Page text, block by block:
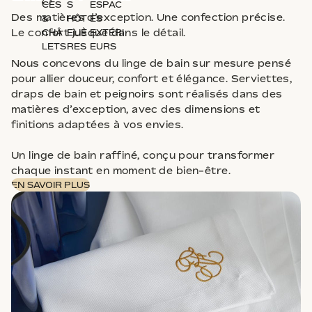
CES
&
CHÂ
LETS
S
HÔT
ELIÈ
RES
ESPAC
ES
EXTÉRI
EURS
Des matières d’exception. Une confection précise.
Le confort jusque dans le détail.
Nous concevons du linge de bain sur mesure pensé
pour allier douceur, confort et élégance. Serviettes,
draps de bain et peignoirs sont réalisés dans des
matières d’exception, avec des dimensions et
finitions adaptées à vos envies.
Un linge de bain raffiné, conçu pour transformer
chaque instant en moment de bien-être.
EN SAVOIR PLUS